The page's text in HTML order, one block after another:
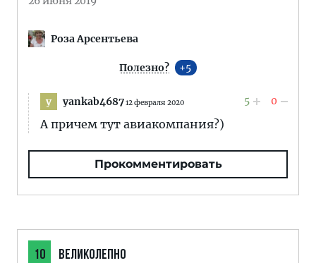
Роза Арсентьева
Полезно? 5
y yankab468712 февраля 2020 5 0
А причем тут авиакомпания?)
Прокомментировать
10 ВЕЛИКОЛЕПНО